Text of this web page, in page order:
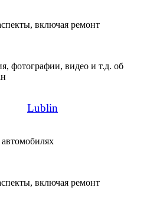
включая ремонт
фотографии, видео и т.д. об
Lublin
включая ремонт